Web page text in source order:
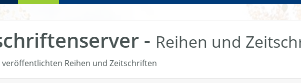
- Reihen und
veröffentlichten Reihen und Zeitschriften